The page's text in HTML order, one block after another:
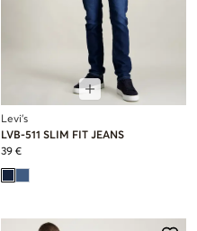
Levi's
LVB-511 SLIM FIT JEANS
39 €